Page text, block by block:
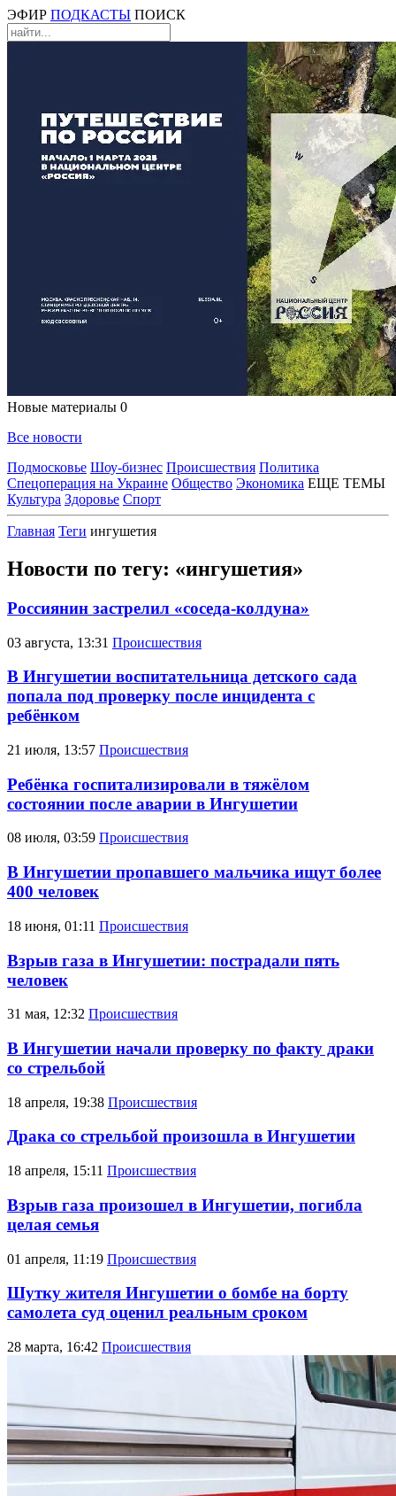
ЭФИР ПОДКАСТЫ ПОИСК
Новые материалы 0
Все новости
Подмосковье Шоу-бизнес Происшествия Политика
Спецоперация на Украине Общество Экономика ЕЩЕ ТЕМЫ
Культура Здоровье Спорт
Главная Теги ингушетия
Новости по тегу: «ингушетия»
Россиянин застрелил «соседа-колдуна»
03 августа, 13:31 Происшествия
В Ингушетии воспитательница детского сада
попала под проверку после инцидента с
ребёнком
21 июля, 13:57 Происшествия
Ребёнка госпитализировали в тяжёлом
состоянии после аварии в Ингушетии
08 июля, 03:59 Происшествия
В Ингушетии пропавшего мальчика ищут более
400 человек
18 июня, 01:11 Происшествия
Взрыв газа в Ингушетии: пострадали пять
человек
31 мая, 12:32 Происшествия
В Ингушетии начали проверку по факту драки
со стрельбой
18 апреля, 19:38 Происшествия
Драка со стрельбой произошла в Ингушетии
18 апреля, 15:11 Происшествия
Взрыв газа произошел в Ингушетии, погибла
целая семья
01 апреля, 11:19 Происшествия
Шутку жителя Ингушетии о бомбе на борту
самолета суд оценил реальным сроком
28 марта, 16:42 Происшествия